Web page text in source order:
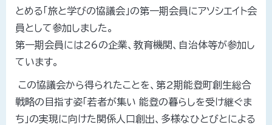
とめる「旅と学びの協議会」の第一期会員にアソシエイト会
員として参加しました。
第一期会員には26の企業、教育機関、自治体等が参加し
ています。
この協議会から得られたことを、第2期能登町創生総合
戦略の目指す姿「若者が集い 能登の暮らしを受け継ぐま
ち」の実現に向けた関係人口創出、多様なひとびとによる